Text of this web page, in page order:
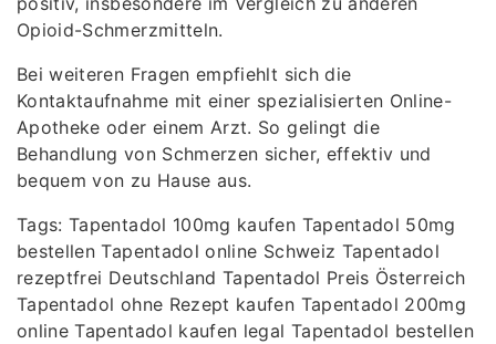
Opioid-Schmerzmitteln.
Bei weiteren Fragen empfiehlt sich die
Kontaktaufnahme mit einer spezialisierten Online-
Apotheke oder einem Arzt. So gelingt die
Behandlung von Schmerzen sicher, effektiv und
bequem von zu Hause aus.
Tags: Tapentadol 100mg kaufen Tapentadol 50mg
bestellen Tapentadol online Schweiz Tapentadol
rezeptfrei Deutschland Tapentadol Preis Österreich
Tapentadol ohne Rezept kaufen Tapentadol 200mg
online Tapentadol kaufen legal Tapentadol bestellen